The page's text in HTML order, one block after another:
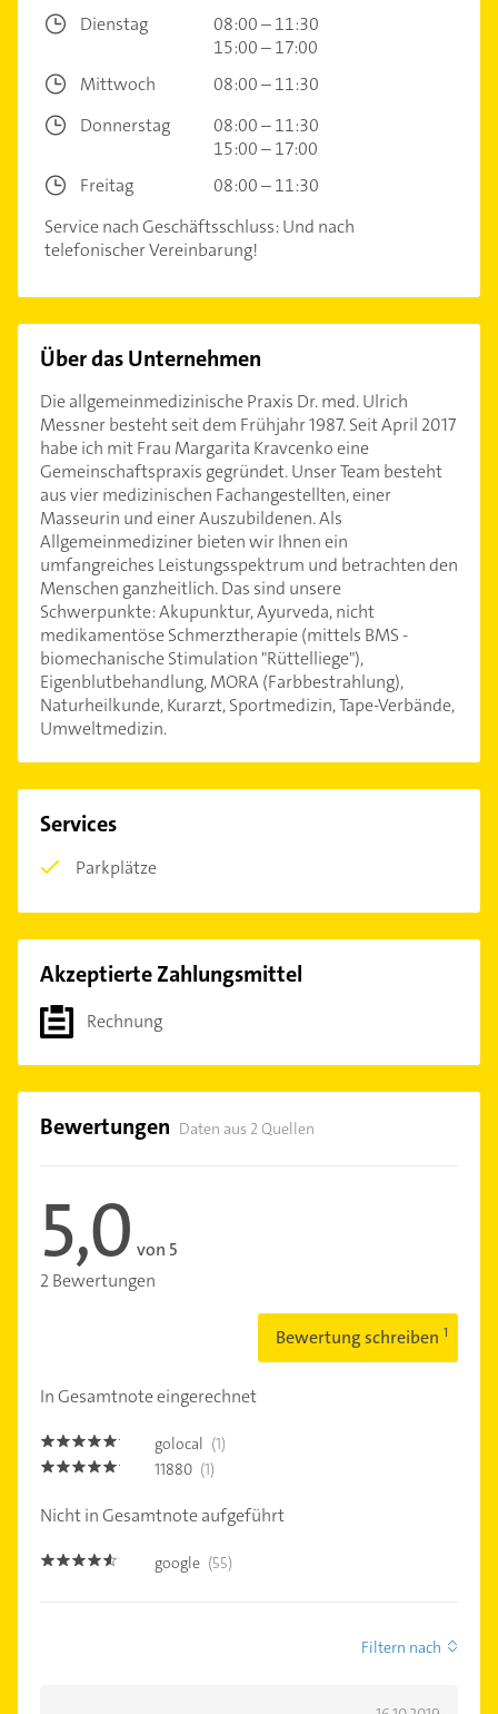
Dienstag
08:00 – 11:30
15:00 – 17:00
Mittwoch
08:00 – 11:30
Donnerstag
08:00 – 11:30
15:00 – 17:00
Freitag
08:00 – 11:30
Service nach Geschäftsschluss: Und nach
telefonischer Vereinbarung!
Über das Unternehmen
Die allgemeinmedizinische Praxis Dr. med. Ulrich
Messner besteht seit dem Frühjahr 1987. Seit April 2017
habe ich mit Frau Margarita Kravcenko eine
Gemeinschaftspraxis gegründet. Unser Team besteht
aus vier medizinischen Fachangestellten, einer
Masseurin und einer Auszubildenen. Als
Allgemeinmediziner bieten wir Ihnen ein
umfangreiches Leistungsspektrum und betrachten den
Menschen ganzheitlich. Das sind unsere
Schwerpunkte: Akupunktur, Ayurveda, nicht
medikamentöse Schmerztherapie (mittels BMS -
biomechanische Stimulation "Rüttelliege"),
Eigenblutbehandlung, MORA (Farbbestrahlung),
Naturheilkunde, Kurarzt, Sportmedizin, Tape-Verbände,
Umweltmedizin.
Services
Parkplätze
Akzeptierte Zahlungsmittel
Rechnung
Bewertungen Daten aus 2 Quellen
5,0 von 5
2 Bewertungen
Bewertung schreiben
In Gesamtnote eingerechnet
5.0 golocal (1)
5.0 11880 (1)
Nicht in Gesamtnote aufgeführt
4.5 google (55)
Filtern nach